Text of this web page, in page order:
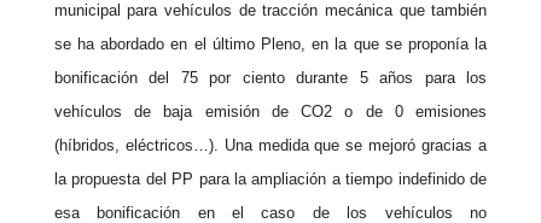
municipal para vehículos de tracción mecánica que también
se ha abordado en el último Pleno, en la que se proponía la
bonificación del 75 por ciento durante 5 años para los
vehículos de baja emisión de CO2 o de 0 emisiones
(híbridos, eléctricos…). Una medida que se mejoró gracias a
la propuesta del PP para la ampliación a tiempo indefinido de
esa bonificación en el caso de los vehículos no